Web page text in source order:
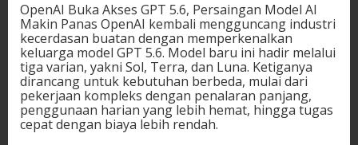
OpenAI Buka Akses GPT 5.6, Persaingan Model AI
Makin Panas OpenAI kembali mengguncang industri
kecerdasan buatan dengan memperkenalkan
keluarga model GPT 5.6. Model baru ini hadir melalui
tiga varian, yakni Sol, Terra, dan Luna. Ketiganya
dirancang untuk kebutuhan berbeda, mulai dari
pekerjaan kompleks dengan penalaran panjang,
penggunaan harian yang lebih hemat, hingga tugas
cepat dengan biaya lebih rendah.